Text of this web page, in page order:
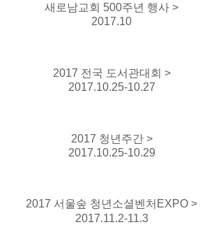
새로남교회 500주년 행사 >
2017.10
2017 전국 도서관대회 >
2017.10.25-10.27
2017 청년주간 >
2017.10.25-10.29
2017 서울숲 청년소셜벤처EXPO >
2017.11.2-11.3